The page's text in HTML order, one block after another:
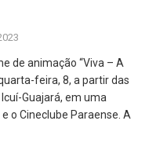
de animação “Viva – A
feira, 8, a partir das
Guajará, em uma
o Cineclube Paraense. A